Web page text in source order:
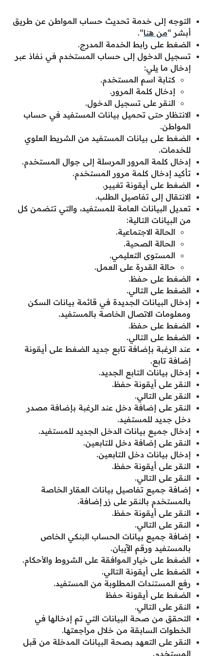
التوجه إلى خدمة تحديث حساب المواطن عن طريق
أبشر “من هنا“.
الضغط على رابط الخدمة المدرج.
تسجيل الدخول إلى حساب المستخدم في نفاذ عبر
إدخال ما يلي:
كتابة اسم المستخدم.
إدخال كلمة المرور.
النقر على تسجيل الدخول.
الانتظار حتى تحميل بيانات المستفيد في حساب
المواطن.
الضغط على بيانات المستفيد من الشريط العلوي
للخدمات.
إدخال كلمة المرور المرسلة إلى جوال المستخدم.
تأكيد إدخال كلمة مرور المستخدم.
الضغط على أيقونة تغيير.
الانتقال إلى تفاصيل الطلب.
تعديل البيانات العامة للمستفيد، والتي تتضمن كل
من البيانات التالية:
الحالة الاجتماعية.
الحالة الصحية.
المستوى التعليمي.
حالة القدرة على العمل.
الضغط على حفظ.
الضغط على التالي.
إدخال البيانات الجديدة في قائمة بيانات السكن
ومعلومات الاتصال الخاصة بالمستفيد.
الضغط على حفظ.
الضغط على التالي.
عند الرغبة بإضافة تابع جديد الضغط على أيقونة
إضافة تابع.
إدخال بيانات التابع الجديد.
النقر على أيقونة حفظ.
النقر على التالي.
النقر على إضافة دخل عند الرغبة بإضافة مصدر
دخل جديد للمستفيد.
إدخال جميع بيانات الدخل الجديد للمستفيد.
النقر على إضافة دخل للتابعين.
إدخال بيانات دخل التابعين.
النقر على أيقونة حفظ.
النقر على التالي.
إضافة جميع تفاصيل بيانات العقار الخاصة
بالمستخدم بالنقر على زر إضافة.
النقر على أيقونة حفظ.
النقر على التالي.
إضافة جميع بيانات الحساب البنكي الخاص
بالمستفيد ورقم الآيبان.
الضغط على خيار الموافقة على الشروط والأحكام.
الضغط على أيقونة التالي.
رفع المستندات المطلوبة من المستفيد.
الضغط على أيقونة حفظ
النقر على التالي.
التحقق من صحة البيانات التي تم إدخالها في
الخطوات السابقة من خلال مراجعتها.
النقر على التعهد بصحة البيانات المدخلة من قبل
المستخدم.